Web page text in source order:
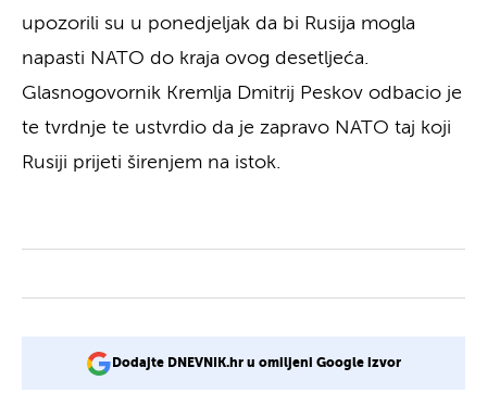
upozorili su u ponedjeljak da bi Rusija mogla
napasti NATO do kraja ovog desetljeća.
Glasnogovornik Kremlja Dmitrij Peskov odbacio je
te tvrdnje te ustvrdio da je zapravo NATO taj koji
Rusiji prijeti širenjem na istok.
Dodajte DNEVNIK.hr u omiljeni Google izvor